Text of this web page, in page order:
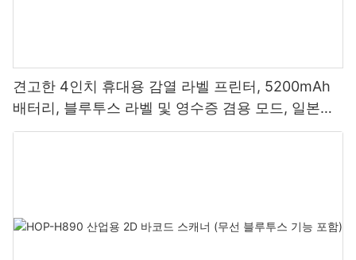
견고한 4인치 휴대용 감열 라벨 프린터, 5200mAh
배터리, 블루투스 라벨 및 영수증 겸용 모드, 일본산
프린트 헤드 탑재